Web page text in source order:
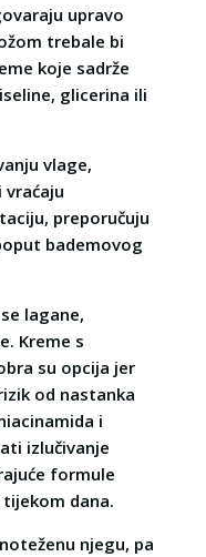
upravo
trebale bi
koje sadrže
glicerina ili
vlage,
preporučuju
bademovog
lagane,
Kreme s
su opcija jer
od nastanka
i
izlučivanje
formule
dana.
njegu, pa